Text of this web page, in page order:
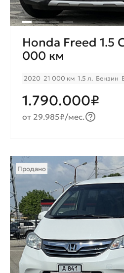
Honda Freed 1.5
000 км
2020 21 000 км 1.5 л. Бензин
1.790.000₽
от 29.985₽/мес.
Продано